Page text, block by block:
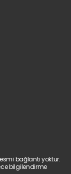
bağlantı yoktur.
bilgilendirme